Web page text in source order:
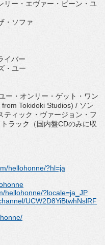
リー・エヴァー・ビーン・ユ
・ソファ
イバー
ユー
ー・オンリー・ゲット・ワン
Tokidoki Studios) / ソン
ティック・ ヴァージョン・フ
ラック（国内盤CDのみに収
hellohonne/?hl=ja
hellohonne/?locale=ja_JP
UCW2D8YiBtwhNslRF